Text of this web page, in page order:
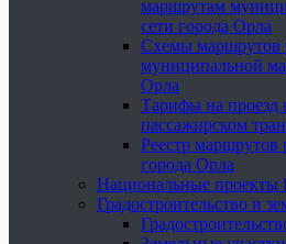
маршрутам
сети города Орла
Схемы маршрутов
муниципальной
Орла
Тарифы на проезд
пассажирском
Реестр маршрутов
города Орла
Национальные проекты
Градостроительство и